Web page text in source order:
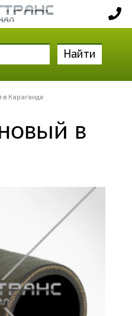
Найти
в Караганде
в